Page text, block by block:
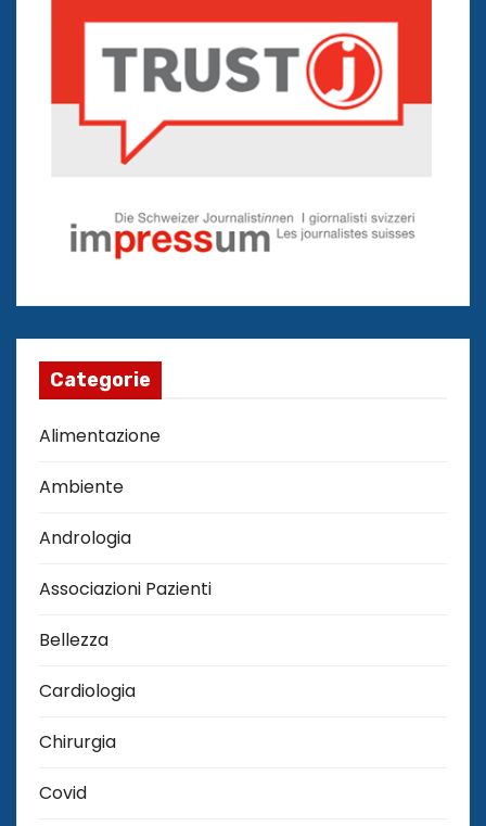
Categorie
Alimentazione
Ambiente
Andrologia
Associazioni Pazienti
Bellezza
Cardiologia
Chirurgia
Covid